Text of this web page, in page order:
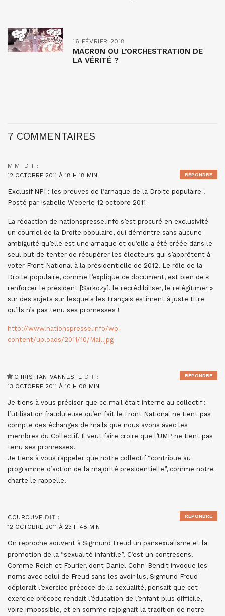
16 FÉVRIER 2018
MACRON OU L’ORCHESTRATION DE
LA VÉRITÉ ?
7 COMMENTAIRES
MIMI DIT :
12 OCTOBRE 2011 À 18 H 18 MIN
Exclusif NPI : les preuves de l’arnaque de la Droite populaire !
Posté par Isabelle Weberle 12 octobre 2011
La rédaction de nationspresse.info s’est procuré en exclusivité
un courriel de la Droite populaire, qui démontre sans aucune
ambiguïté qu’elle est une arnaque et qu’elle a été créée dans le
seul but de tenter de récupérer les électeurs qui s’apprêtent à
voter Front National à la présidentielle de 2012. Le rôle de la
Droite populaire, comme l’explique ce document, est bien de «
renforcer le président [Sarkozy], le recrédibiliser, le relégitimer »
sur des sujets sur lesquels les Français estiment à juste titre
qu’ils n’a pas tenu ses promesses !
http://www.nationspresse.info/wp-
content/uploads/2011/10/Mail.jpg
RÉPONDRE
CHRISTIAN VANNESTE DIT :
13 OCTOBRE 2011 À 10 H 08 MIN
Je tiens à vous préciser que ce mail était interne au collectif :
l’utilisation frauduleuse qu’en fait le Front National ne tient pas
compte des échanges de mails que nous avons avec les
membres du Collectif. Il veut faire croire que l’UMP ne tient pas
tenu ses promesses!
Je tiens à vous rappeler que notre collectif “contribue au
programme d’action de la majorité présidentielle”, comme notre
charte le rappelle.
RÉPONDRE
COUROUVE DIT :
12 OCTOBRE 2011 À 23 H 48 MIN
On reproche souvent à Sigmund Freud un pansexualisme et la
promotion de la “sexualité infantile”. C’est un contresens.
Comme Reich et Fourier, dont Daniel Cohn-Bendit invoque les
noms avec celui de Freud sans les avoir lus, Sigmund Freud
déplorait l’exercice précoce de la sexualité, pensait que cet
exercice précoce rendait l’éducation de l’enfant plus difficile,
voire impossible, et en somme rejoignait la tradition de notre
RÉPONDRE